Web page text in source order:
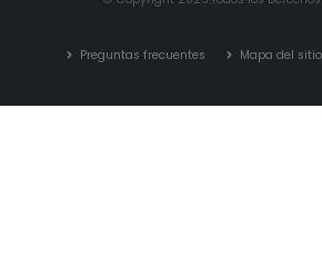
Preguntas frecuentes Mapa del sitio